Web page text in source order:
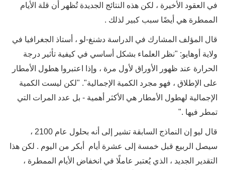
في العقود الأخيرة ، لكن هذه النتائج الجديدة تُظهر أن قلة الأيام
الممطرة هي أيضًا سبب كبير لذلك .
قال المؤلف المشارك في الدراسة دشنغ-لو ، أستاذ الجغرافيا في
ولاية أوهايو: "نظر العلماء بشكل أساسي في كيفية تأثير درجة
الحرارة عند ظهور الأوراق لأول مرة ، وإذا اعتبروا هطول الأمطار
على الإطلاق ، فهو مجرد الكمية الإجمالية". "لكن ليست الكمية
الإجمالية لهطول الأمطار هي الأكثر أهمية - بل عدد المرات التي
تمطر فيها ."
قال ليو إن النماذج السابقة تشير إلى أنه بحلول عام 2100 ،
سيصل الربيع قبل خمسة إلى عشرة أيام أبكر من اليوم . لكن هذا
التقدير الجديد ، الذي يُعتبر عاملًا في انخفاض الأيام الممطرة ،